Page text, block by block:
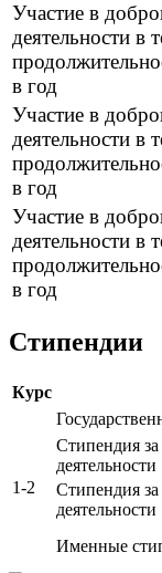
Участие в
деятельности в
в год
Участие в
деятельности в
в год
Участие в
деятельности в
в год
Стипендии
Курс
1-2
Стипендия за
деятельности
Стипендия
деятельности
Именные